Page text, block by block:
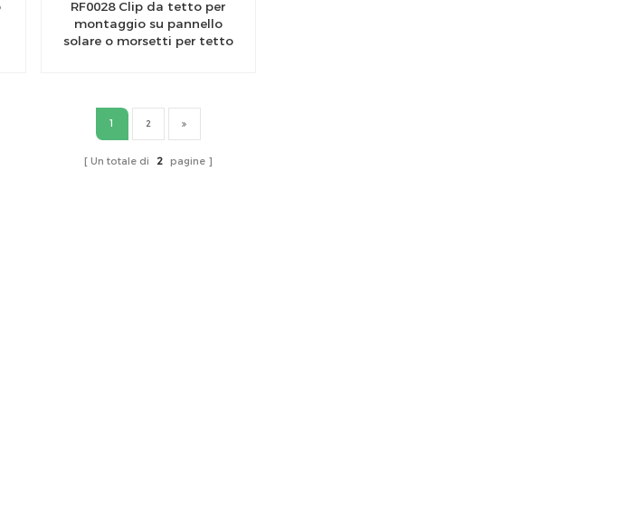
RF0028 Clip da tetto per
montaggio su pannello
solare o morsetti per tetto
1 2
Un totale di 2 pagine